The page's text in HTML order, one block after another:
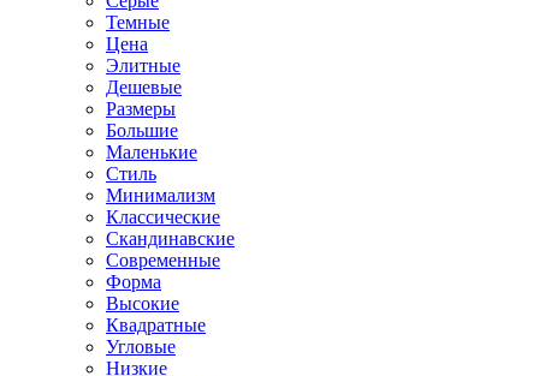
Темные
Цена
Элитные
Дешевые
Размеры
Большие
Маленькие
Стиль
Минимализм
Классические
Скандинавские
Современные
Форма
Высокие
Квадратные
Угловые
Низкие